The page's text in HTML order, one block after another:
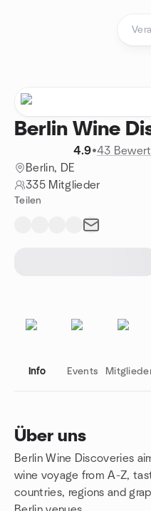
Berlin Wine
4.9•43
Berlin, DE
335 Mitglieder
Teilen
Info Events
Über uns
Berlin Wine Discoveries
wine voyage from A-Z,
countries, regions and
Gruppenlinks